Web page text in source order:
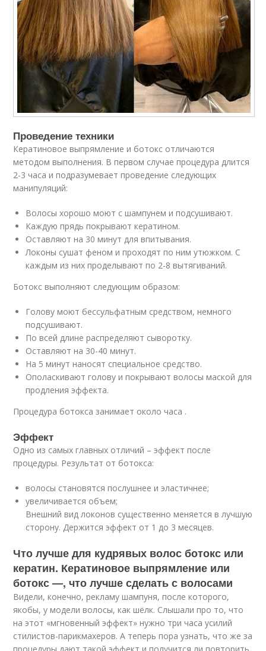
Проведение техники
Кератиновое выпрямление и ботокс отличаются
методом выполнения. В первом случае процедура длится
2-3 часа и подразумевает проведение следующих
манипуляций:
Волосы хорошо моют с шампунем и подсушивают.
Каждую прядь покрывают кератином.
Оставляют на 30 минут для впитывания.
Локоны сушат феном и проходят по ним утюжком. С
каждым из них проделывают по 2-8 вытягиваний.
Ботокс выполняют следующим образом:
Голову моют бессульфатным средством, немного
подсушивают.
По всей длине распределяют сыворотку.
Оставляют на 30-40 минут.
На 5 минут наносят специальное средство.
Ополаскивают голову и покрывают волосы маской для
продления эффекта.
Процедура ботокса занимает около часа .
Эффект
Одно из самых главных отличий – эффект после
процедуры. Результат от ботокса:
волосы становятся послушнее и эластичнее;
увеличивается объем;
Внешний вид локонов существенно меняется в лучшую
сторону. Держится эффект от 1 до 3 месяцев.
Что лучше для кудрявых волос ботокс или
кератин. Кератиновое выпрямление или
ботокс —, что лучше сделать с волосами
Видели, конечно, рекламу шампуня, после которого,
якобы, у модели волосы, как шёлк. Слышали про то, что
на этот «мгновенный эффект» нужно три часа усилий
стилистов-парикмахеров. А теперь пора узнать, что же за
процедуры дают такой эффект и получится ли повторить